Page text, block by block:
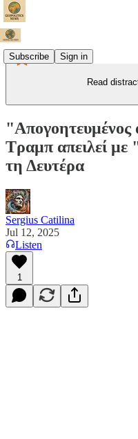
Subscribe Sign in
Read
Τραμπ απειλεί
τη Δευτέρα
Sergius Catilina
Jul 12, 2025
Listen
1